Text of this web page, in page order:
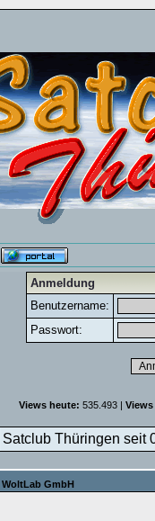
Anmeldung
Benutzername:
Passwort:
Views heute: 535.493 |
Satclub Thüringen seit
WoltLab GmbH